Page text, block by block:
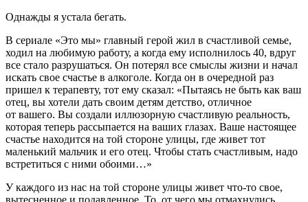
Однажды я устала бегать.
В сериале «Это мы» главный герой жил в счастливой семье,
ходил на любимую работу, а когда ему исполнилось 40, вдруг
все стало разрушаться. Он потерял все смыслы жизни и начал
искать свое счастье в алкоголе. Когда он в очередной раз
пришел к терапевту, тот ему сказал: «Пытаясь не быть как ваш
отец, вы хотели дать своим детям детство, отличное
от вашего. Вы создали иллюзорную счастливую реальность,
которая теперь рассыпается на ваших глазах. Ваше настоящее
счастье находится на той стороне улицы, где живет тот
маленький мальчик и его отец. Чтобы стать счастливым, надо
встретиться с ними обоими…»
У каждого из нас на той стороне улицы живет что-то свое,
вытесненное и подавленное. То, от чего мы отмахнулись